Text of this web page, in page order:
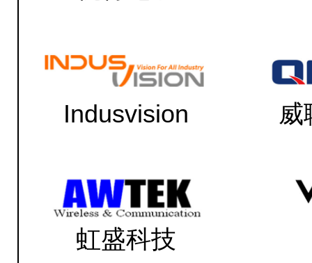
Indusvision 威
虹盛科技